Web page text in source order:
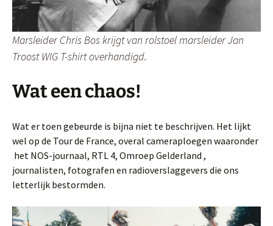
Marsleider Chris Bos krijgt van rolstoel marsleider Jan
Troost WIG T-shirt overhandigd.
Wat een chaos!
Wat er toen gebeurde is bijna niet te beschrijven. Het lijkt
wel op de Tour de France, overal cameraploegen waaronder
het NOS-journaal, RTL 4, Omroep Gelderland ,
journalisten, fotografen en radioverslaggevers die ons
letterlijk bestormden.